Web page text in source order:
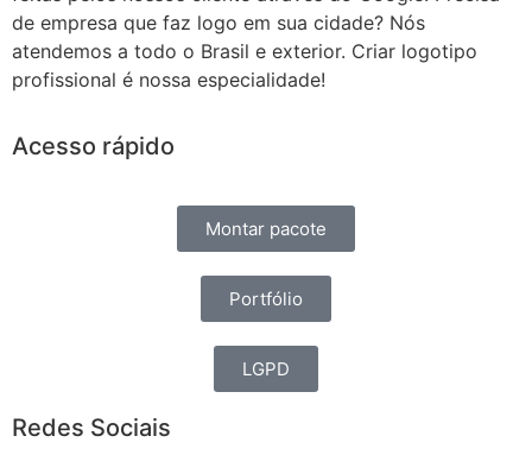
de empresa que faz logo em sua cidade? Nós
atendemos a todo o Brasil e exterior. Criar logotipo
profissional é nossa especialidade!
Acesso rápido
Montar pacote
Portfólio
LGPD
Redes Sociais